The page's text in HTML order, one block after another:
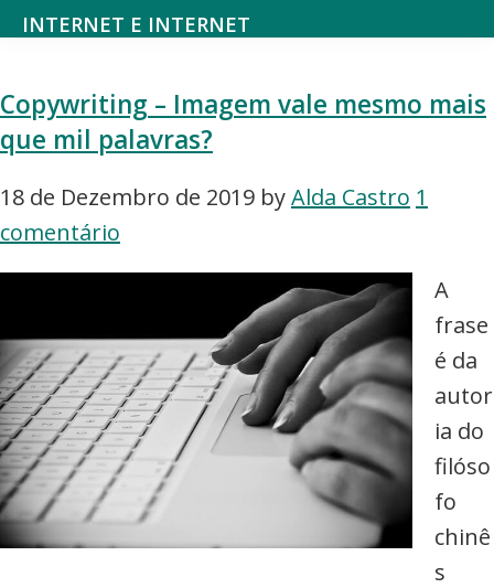
Saltar
o
menu
principal
Skip
main
content
INTERNET E INTERNET
aborda
alojamento,
domínios,
SEO,
marketing
digital,
design,
hardware,
redes
sociais,
e-
commerce,
Adwords
Copywriting – Imagem vale mesmo mais
que mil palavras?
18 de Dezembro de 2019 byAlda Castro 1
comentário
A
frase
é da
autor
ia do
filóso
fo
chinê
s